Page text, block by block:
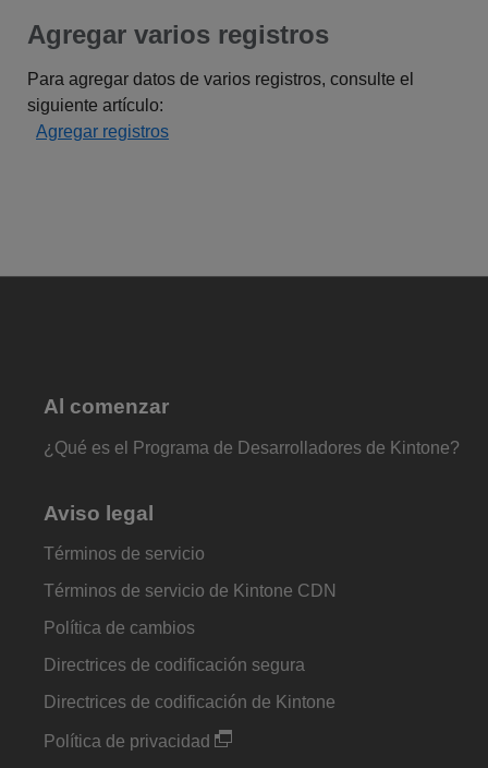
Agregar varios registros
Para agregar datos de varios registros, consulte el
siguiente artículo:
Agregar registros
Al comenzar
¿Qué es el Programa de Desarrolladores de Kintone?
Aviso legal
Términos de servicio
Términos de servicio de Kintone CDN
Política de cambios
Directrices de codificación segura
Directrices de codificación de Kintone
Política de privacidad